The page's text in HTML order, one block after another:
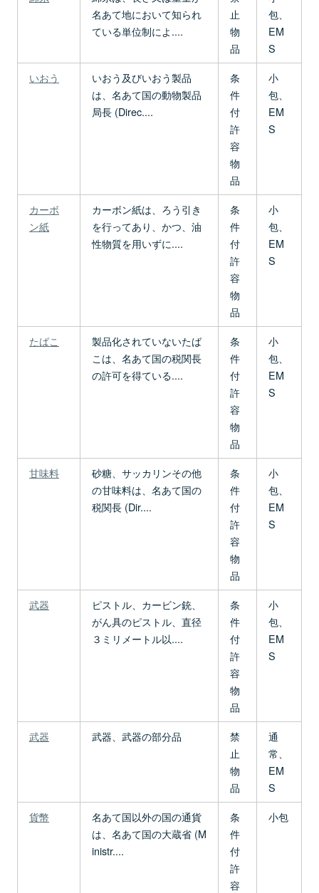
名あて地において知られ
ている単位制によ....
止
物
品
包、
EM
S
いおう
いおう及びいおう製品
は、名あて国の動物製品
局長 (Direc....
条
件
付
許
容
物
品
小
包、
EM
S
カーボ
ン紙
カーボン紙は、ろう引き
を行ってあり、かつ、油
性物質を用いずに....
条
件
付
許
容
物
品
小
包、
EM
S
たばこ
製品化されていないたば
こは、名あて国の税関長
の許可を得ている....
条
件
付
許
容
物
品
小
包、
EM
S
甘味料
砂糖、サッカリンその他
の甘味料は、名あて国の
税関長 (Dir....
条
件
付
許
容
物
品
小
包、
EM
S
武器
ピストル、カービン銃、
がん具のピストル、直径
３ミリメートル以....
条
件
付
許
容
物
品
小
包、
EM
S
武器 武器、武器の部分品
禁
止
物
品
通
常、
EM
S
貨幣
名あて国以外の国の通貨
は、名あて国の大蔵省 (M
inistr....
条
件
付
許
容
小包